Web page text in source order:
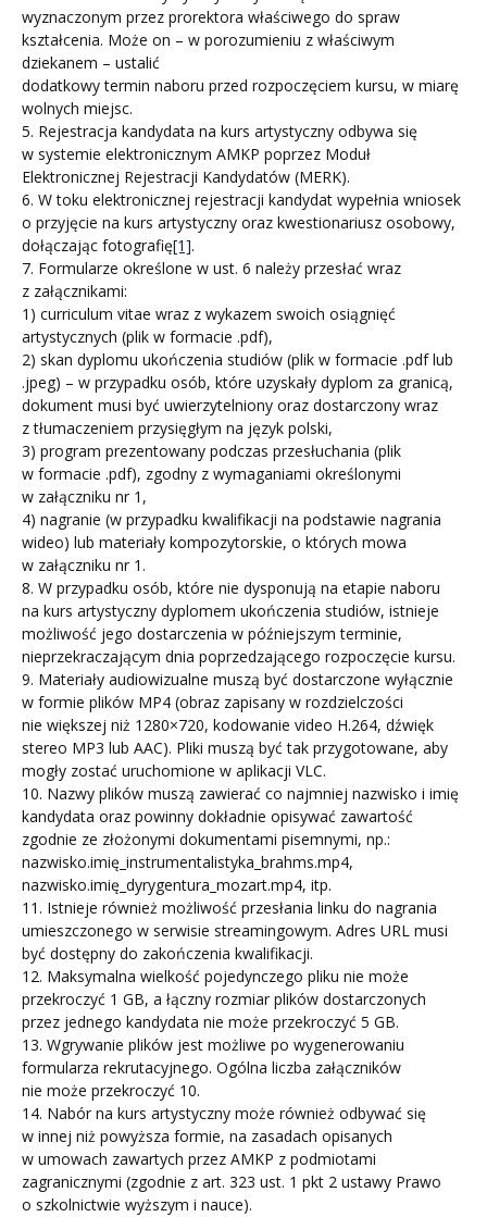
wyznaczonym przez prorektora właściwego do spraw
kształcenia. Może on – w porozumieniu z właściwym
dziekanem – ustalić
dodatkowy termin naboru przed rozpoczęciem kursu, w miarę
wolnych miejsc.
5. Rejestracja kandydata na kurs artystyczny odbywa się
w systemie elektronicznym AMKP poprzez Moduł
Elektronicznej Rejestracji Kandydatów (MERK).
6. W toku elektronicznej rejestracji kandydat wypełnia wniosek
o przyjęcie na kurs artystyczny oraz kwestionariusz osobowy,
dołączając fotografię[1].
7. Formularze określone w ust. 6 należy przesłać wraz
z załącznikami:
1) curriculum vitae wraz z wykazem swoich osiągnięć
artystycznych (plik w formacie .pdf),
2) skan dyplomu ukończenia studiów (plik w formacie .pdf lub
.jpeg) – w przypadku osób, które uzyskały dyplom za granicą,
dokument musi być uwierzytelniony oraz dostarczony wraz
z tłumaczeniem przysięgłym na język polski,
3) program prezentowany podczas przesłuchania (plik
w formacie .pdf), zgodny z wymaganiami określonymi
w załączniku nr 1,
4) nagranie (w przypadku kwalifikacji na podstawie nagrania
wideo) lub materiały kompozytorskie, o których mowa
w załączniku nr 1.
8. W przypadku osób, które nie dysponują na etapie naboru
na kurs artystyczny dyplomem ukończenia studiów, istnieje
możliwość jego dostarczenia w późniejszym terminie,
nieprzekraczającym dnia poprzedzającego rozpoczęcie kursu.
9. Materiały audiowizualne muszą być dostarczone wyłącznie
w formie plików MP4 (obraz zapisany w rozdzielczości
nie większej niż 1280×720, kodowanie video H.264, dźwięk
stereo MP3 lub AAC). Pliki muszą być tak przygotowane, aby
mogły zostać uruchomione w aplikacji VLC.
10. Nazwy plików muszą zawierać co najmniej nazwisko i imię
kandydata oraz powinny dokładnie opisywać zawartość
zgodnie ze złożonymi dokumentami pisemnymi, np.:
nazwisko.imię_instrumentalistyka_brahms.mp4,
nazwisko.imię_dyrygentura_mozart.mp4, itp.
11. Istnieje również możliwość przesłania linku do nagrania
umieszczonego w serwisie streamingowym. Adres URL musi
być dostępny do zakończenia kwalifikacji.
12. Maksymalna wielkość pojedynczego pliku nie może
przekroczyć 1 GB, a łączny rozmiar plików dostarczonych
przez jednego kandydata nie może przekroczyć 5 GB.
13. Wgrywanie plików jest możliwe po wygenerowaniu
formularza rekrutacyjnego. Ogólna liczba załączników
nie może przekroczyć 10.
14. Nabór na kurs artystyczny może również odbywać się
w innej niż powyższa formie, na zasadach opisanych
w umowach zawartych przez AMKP z podmiotami
zagranicznymi (zgodnie z art. 323 ust. 1 pkt 2 ustawy Prawo
o szkolnictwie wyższym i nauce).